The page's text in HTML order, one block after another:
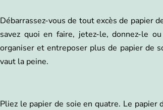
Débarrassez-vous de tout excès de papier
savez quoi en faire, jetez-le, donnez-le
organiser et entreposer plus de papier de
vaut la peine.
Pliez le papier de soie en quatre. Le